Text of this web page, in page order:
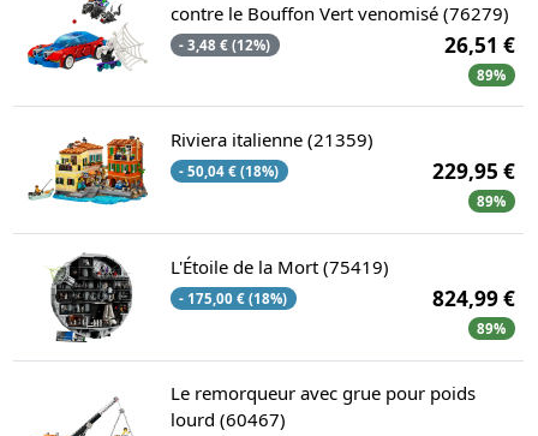
contre le Bouffon Vert venomisé (76279)
- 3,48 € (12%) 26,51 €
89%
Riviera italienne (21359)
- 50,04 € (18%) 229,95 €
89%
L'Étoile de la Mort (75419)
- 175,00 € (18%) 824,99 €
89%
Le remorqueur avec grue pour poids
lourd (60467)